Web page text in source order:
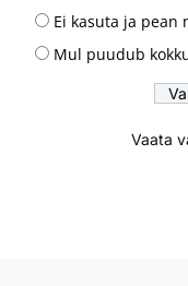
Ei kasuta ja pean
Mul puudub
Vaata